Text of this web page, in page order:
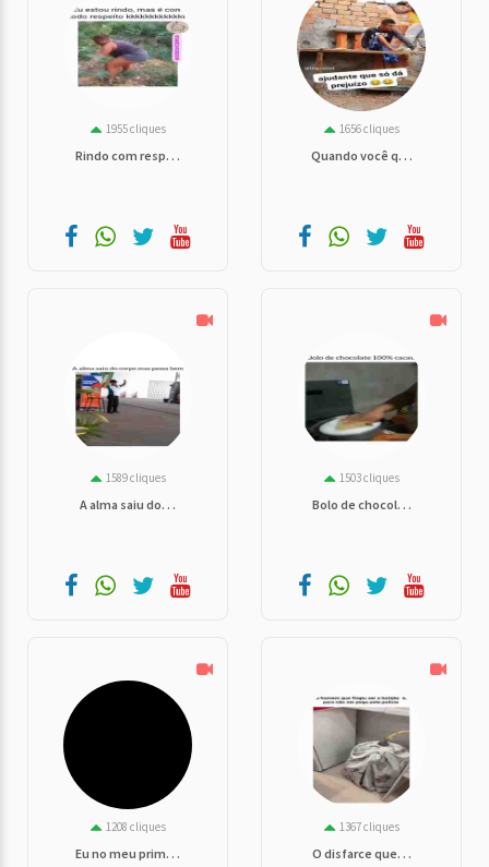
1955 cliques
Rindo com resp. . .
1656 cliques
Quando você q. . .
1589 cliques
A alma saiu do. . .
1503 cliques
Bolo de chocol. . .
1208 cliques
Eu no meu prim. . .
1367 cliques
O disfarce que. . .